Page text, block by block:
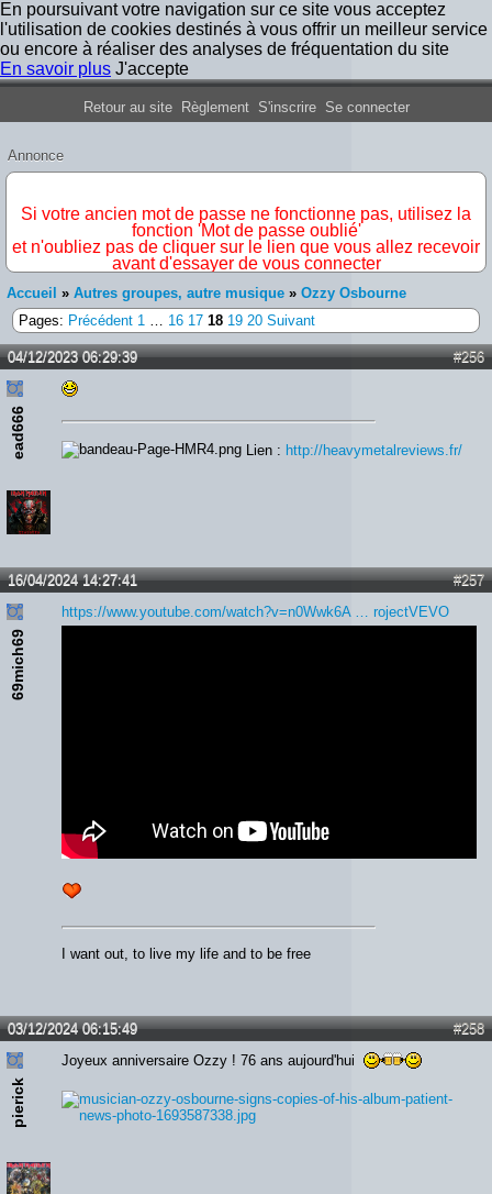
En poursuivant votre navigation sur ce site vous acceptez
l'utilisation de cookies destinés à vous offrir un meilleur service
ou encore à réaliser des analyses de fréquentation du site
En savoir plus J'accepte
Forum Iron Maiden France
Retour au site Règlement S'inscrire Se connecter
Annonce
Si votre ancien mot de passe ne fonctionne pas, utilisez la
fonction 'Mot de passe oublié'
et n'oubliez pas de cliquer sur le lien que vous allez recevoir
avant d'essayer de vous connecter
Accueil » Autres groupes, autre musique » Ozzy Osbourne
Pages: Précédent 1 … 16 17 18 19 20 Suivant
#256
04/12/2023 06:29:39
ead666 Lien : http://heavymetalreviews.fr/
#257
16/04/2024 14:27:41
69mich69
https://www.youtube.com/watch?v=n0Wwk6A … rojectVEVO
I want out, to live my life and to be free
#258
03/12/2024 06:15:49
pierick
Joyeux anniversaire Ozzy ! 76 ans aujourd'hui